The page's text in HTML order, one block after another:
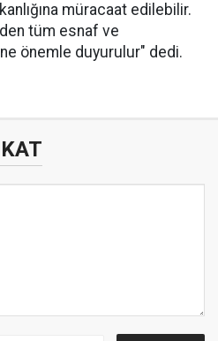
müracaat edilebilir.
tüm esnaf ve
önemle duyurulur" dedi.